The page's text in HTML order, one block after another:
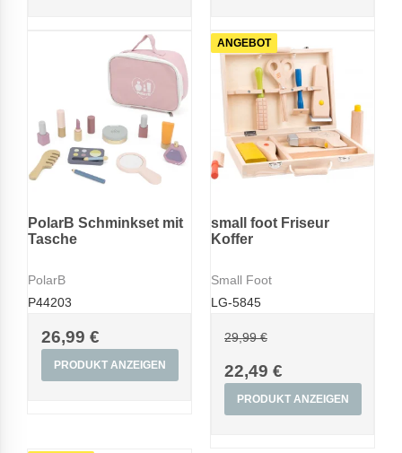
PolarB Schminkset mit
Tasche
PolarB
P44203
26,99 €
PRODUKT ANZEIGEN
ANGEBOT
small foot Friseur
Koffer
Small Foot
LG-5845
29,99 €
22,49 €
PRODUKT ANZEIGEN